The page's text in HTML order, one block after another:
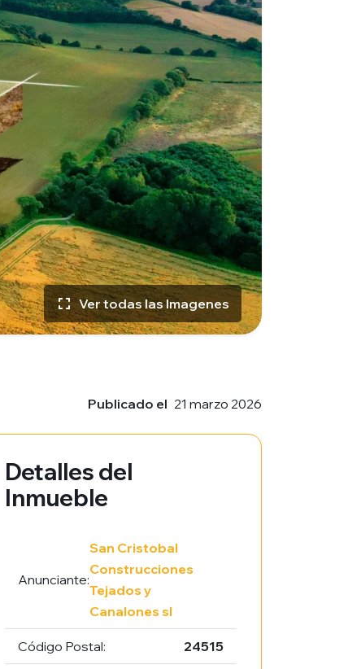
Ver todas las Imagenes
Publicado el 21 marzo 2026
Detalles del
Inmueble
Anunciante:
San Cristobal
Construcciones
Tejados y
Canalones sl
Código Postal: 24515